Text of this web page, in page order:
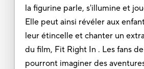
la figurine parle, s'illumine et
Elle peut ainsi révéler aux
leur étincelle et chanter un
du film, Fit Right In . Les fans
pourront imaginer des